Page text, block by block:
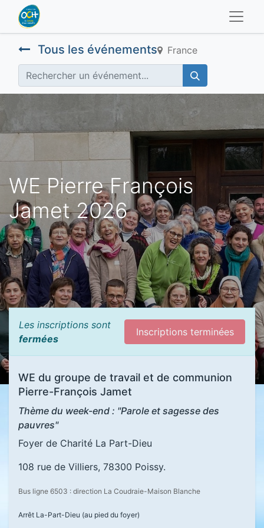
Tous les événements France
WE Pierre François
Jamet 2026
Les inscriptions sont
fermées
Inscriptions terminées
WE du groupe de travail et de communion
Pierre-François Jamet
Thème du week-end : "Parole et sagesse des
pauvres"
Foyer de Charité La Part-Dieu
108 rue de Villiers, 78300 Poissy.
Bus ligne 6503 : direction La Coudraie-Maison Blanche
Arrêt La-Part-Dieu (au pied du foyer)